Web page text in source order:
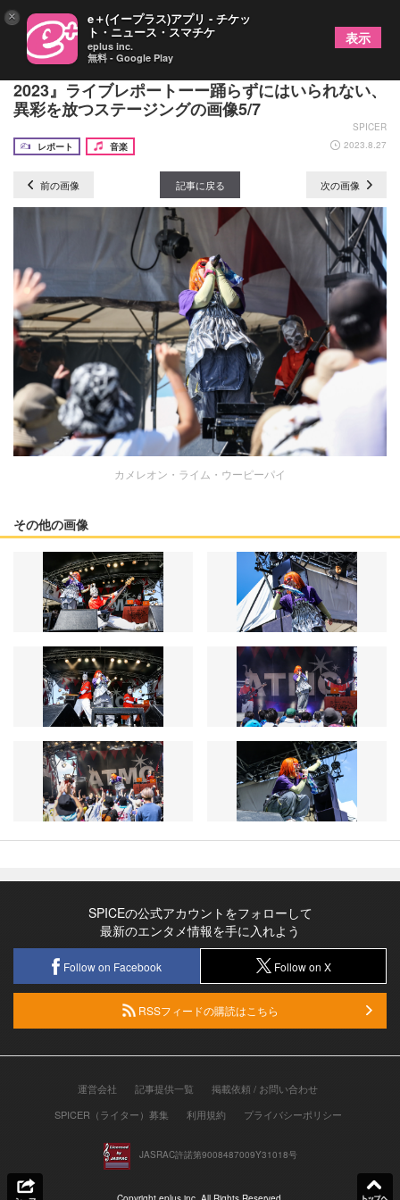
カメレオン・ライム・ウーピーパイ『RUSH BALL
2023』ライブレポートーー踊らずにはいられない、
異彩を放つステージングの画像5/7
SPICER
レポート
音楽 2023.8.27
前の画像 記事に戻る 次の画像
カメレオン・ライム・ウーピーパイ
その他の画像
SPICEの公式アカウントをフォローして
最新のエンタメ情報を手に入れよう
Follow on Facebook Follow on X
RSSフィードの購読はこちら
運営会社 記事提供一覧
掲載依頼 / お問い合わせ
SPICER（ライター）募集
利用規約 プライバシーポリシー
JASRAC許諾第9008487009Y31018号
× e＋(イープラス)アプリ - チケッ
ト・ニュース・スマチケ
eplus inc.
無料 - Google Play
表示